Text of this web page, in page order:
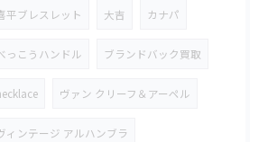
平ブレスレット 大吉 カナパ
っこうハンドル ブランドバック買取
ヴァン クリーフ＆アーペル
ィンテージ アルハンブラ